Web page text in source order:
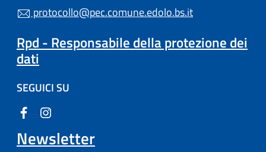
protocollo@pec.comune.edolo.bs.it
Rpd - Responsabile della protezione dei
dati
SEGUICI SU
Newsletter